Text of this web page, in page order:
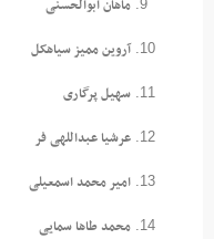
ماهان ابوالحسنی
آروین ممیز سیاهکل
سهیل پرگاری
عرشیا عبداللهی فر
امیر محمد اسمعیلی
محمد طاها سمایی